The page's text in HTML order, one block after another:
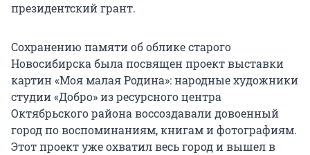
президентский грант.
Сохранению памяти об облике старого
Новосибирска была посвящен проект выставки
картин «Моя малая Родина»: народные художники
студии «Добро» из ресурсного центра
Октябрьского района воссоздавали довоенный
город по воспоминаниям, книгам и фотографиям.
Этот проект уже охватил весь город и вышел в